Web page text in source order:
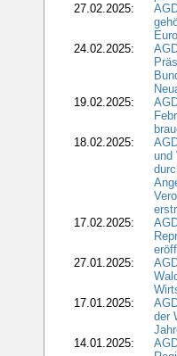
27.02.2025:
24.02.2025:
19.02.2025:
18.02.2025:
und
17.02.2025:
27.01.2025:
17.01.2025:
der
14.01.2025: